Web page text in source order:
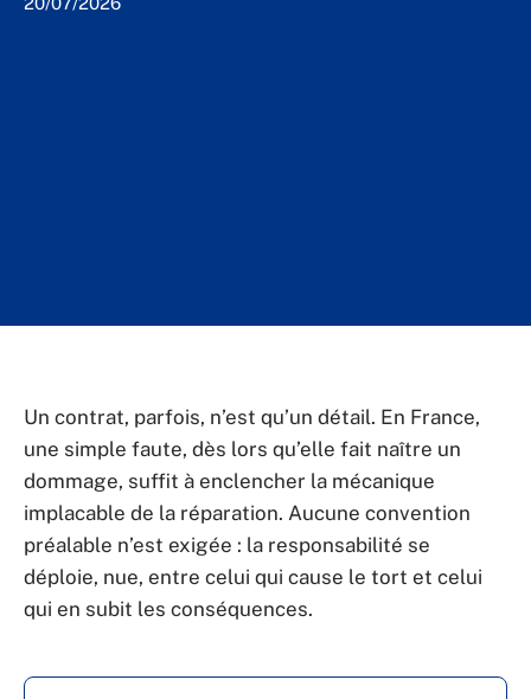
Un contrat, parfois, n’est qu’un détail. En France,
une simple faute, dès lors qu’elle fait naître un
dommage, suffit à enclencher la mécanique
implacable de la réparation. Aucune convention
préalable n’est exigée : la responsabilité se
déploie, nue, entre celui qui cause le tort et celui
qui en subit les conséquences.